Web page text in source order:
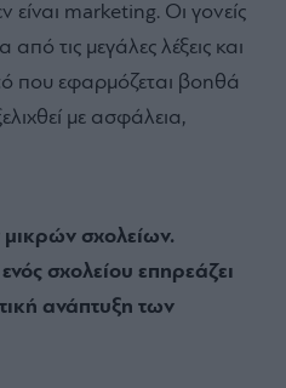
είναι marketing. Οι γονείς
από τις μεγάλες λέξεις και
που εφαρμόζεται βοηθά
με ασφάλεια,
σχολείων.
σχολείου επηρεάζει
ανάπτυξη των